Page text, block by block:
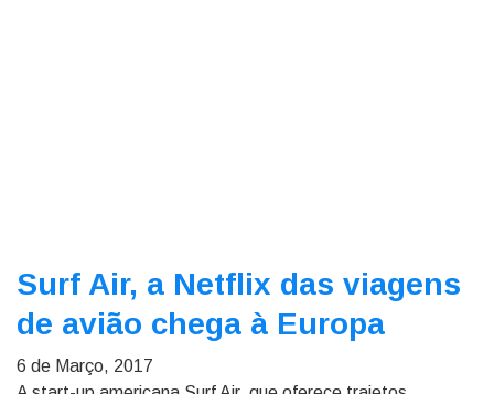
Surf Air, a Netflix das viagens
de avião chega à Europa
6 de Março, 2017